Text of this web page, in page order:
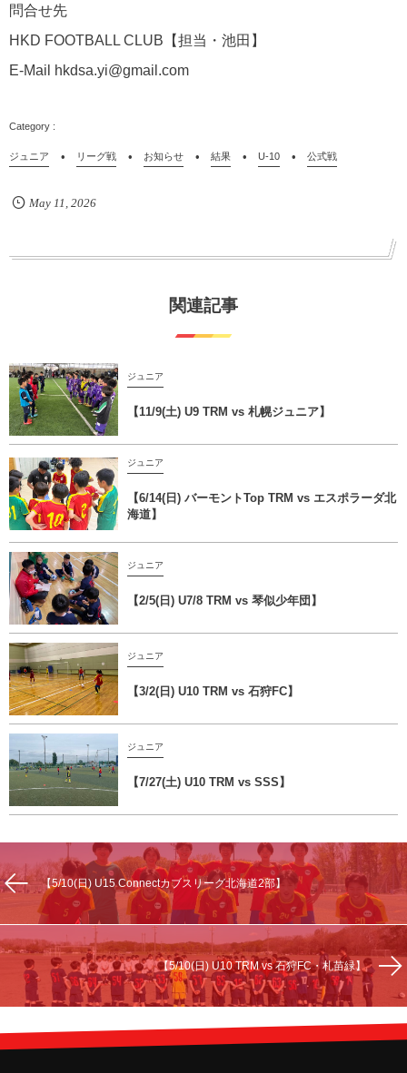
問合せ先
HKD FOOTBALL CLUB【担当・池田】
E-Mail hkdsa.yi@gmail.com
ジュニア リーグ戦 お知らせ 結果 U-10 公式戦
May 11 2026
関連記事
ジュニア
【11/9(土) U9 TRM vs 札幌ジュニア】
ジュニア
【6/14(日) バーモントTop TRM vs エスポラーダ北
海道】
ジュニア
【2/5(日) U7/8 TRM vs 琴似少年団】
ジュニア
【3/2(日) U10 TRM vs 石狩FC】
ジュニア
【7/27(土) U10 TRM vs SSS】
【5/10(日) U15 Connectカブスリーグ北海道2部】
【5/10(日) U10 TRM vs 石狩FC・札苗緑】